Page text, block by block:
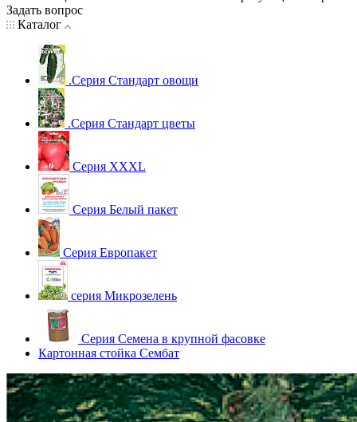
Задать вопрос
Каталог
.Серия Стандарт овощи
.Серия Стандарт цветы
Серия XXXL
Серия Белый пакет
Серия Европакет
серия Микрозелень
Серия Семена в крупной фасовке
Картонная стойка Сембат